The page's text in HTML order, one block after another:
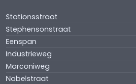
Stationsstraat
Stephensonstraat
Eenspan
Industrieweg
Marconiweg
Nobelstraat